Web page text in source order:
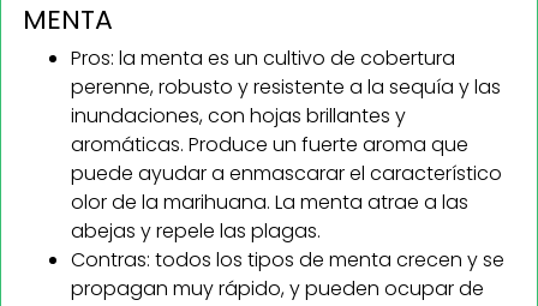
MENTA
Pros: la menta es un cultivo de cobertura
perenne, robusto y resistente a la sequía y las
inundaciones, con hojas brillantes y
aromáticas. Produce un fuerte aroma que
puede ayudar a enmascarar el característico
olor de la marihuana. La menta atrae a las
abejas y repele las plagas.
Contras: todos los tipos de menta crecen y se
propagan muy rápido, y pueden ocupar de